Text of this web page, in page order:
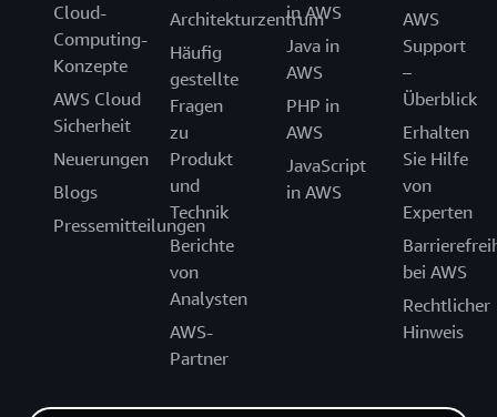
Cloud-
Computing-
Konzepte
AWS Cloud
Sicherheit
Neuerungen
Blogs
Pressemitteilungen
Architekturzentrum
Häufig
gestellte
Fragen
zu
Produkt
und
Technik
Berichte
von
Analysten
AWS-
Partner
in AWS
Java in
AWS
PHP in
AWS
JavaScript
in AWS
AWS
Support
–
Überblick
Erhalten
Sie Hilfe
von
Experten
bei AWS
Rechtlicher
Hinweis